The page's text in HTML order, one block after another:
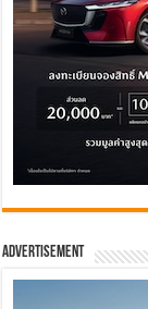
Advertisement